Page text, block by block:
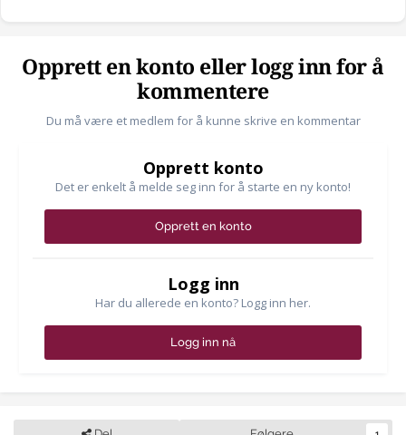
Opprett en konto eller logg inn for å
kommentere
Du må være et medlem for å kunne skrive en kommentar
Opprett konto
Det er enkelt å melde seg inn for å starte en ny konto!
Opprett en konto
Logg inn
Har du allerede en konto? Logg inn her.
Logg inn nå